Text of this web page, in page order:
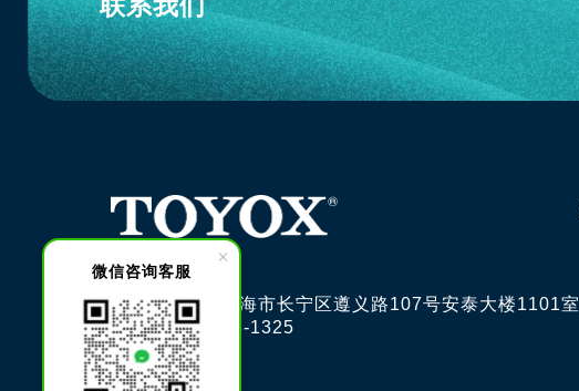
邮编200051 上海市长宁区遵义路107号安泰大楼1101室
电话: 021-6228-1325
微信咨询客服